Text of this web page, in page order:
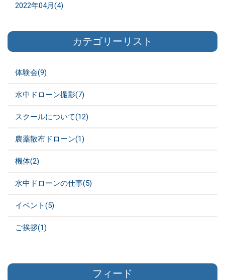
2022年04月(4)
カテゴリーリスト
体験会(9)
水中ドローン撮影(7)
スクールについて(12)
農薬散布ドローン(1)
機体(2)
水中ドローンの仕事(5)
イベント(5)
ご挨拶(1)
フィード